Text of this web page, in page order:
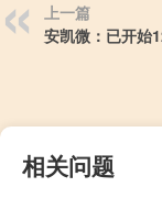
上一篇
安凯微：已开始
相关问题